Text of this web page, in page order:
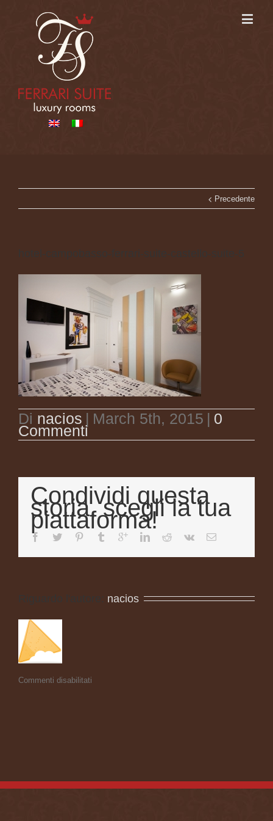
Precedente
Di nacios | March 5th, 2015 | 0
Commenti
Condividi questa
storia, scegli la tua
piattaforma!
nacios
Commenti disabilitati